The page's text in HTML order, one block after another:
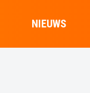
NIEUWS